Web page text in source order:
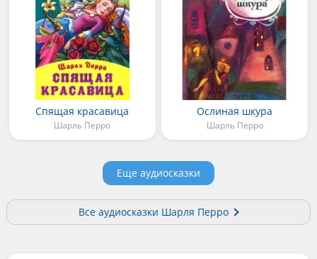
Спящая красавица
Шарль Перро
Ослиная шкура
Шарль Перро
Еще аудиосказки
Все аудиосказки Шарля Перро